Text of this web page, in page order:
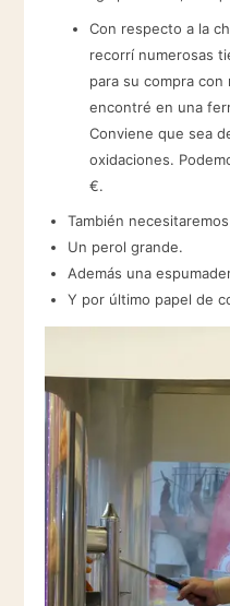
Con respecto a la
recorrí numerosas
para su compra
encontré en una
Conviene que sea
oxidaciones.
€.
También
Un perol grande.
Además una
Y por último papel de